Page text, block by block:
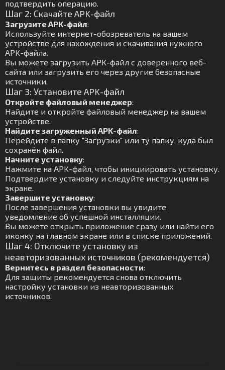
подтвердить операцию.
Шаг 2: Скачайте APK-файл
Загрузите APK-файл:
Используйте интернет-обозреватель на вашем
устройстве для нахождения и скачивания нужного
APK-файла.
Вы можете загрузить APK-файл с доверенного веб-
сайта или загрузить его через другие безопасные
источники.
Шаг 3: Установите APK-файл
Откройте файловый менеджер:
Найдите и откройте файловый менеджер на вашем
устройстве.
Найдите загруженный APK-файл:
Перейдите в папку "Загрузки" или ту папку, куда был
сохранён файл.
Начните установку:
Нажмите на APK-файл, чтобы инициировать установку.
Подтвердите установку и следуйте инструкциям на
экране.
Завершите установку:
После завершения установки вы увидите
уведомление об успешной инсталляции.
Вы можете открыть приложение сразу или найти его
иконку на главном экране или в списке приложений.
Шаг 4: Отключите установку из
неавторизованных источников (рекомендуется)
Вернитесь в раздел безопасности:
Для защиты рекомендуется снова отключить
настройку установки из неавторизованных
источников.